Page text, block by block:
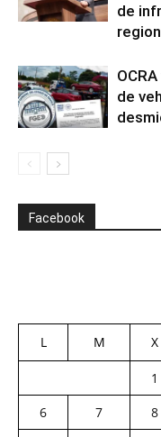
de
de
Facebook
L M X
1
6
7 8